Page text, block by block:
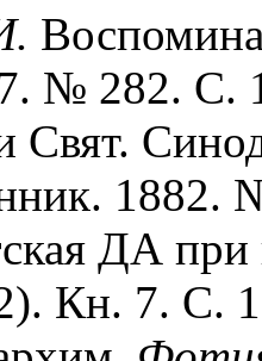
№ 282. С.
Свят.
ДА
Кн. 7. С.